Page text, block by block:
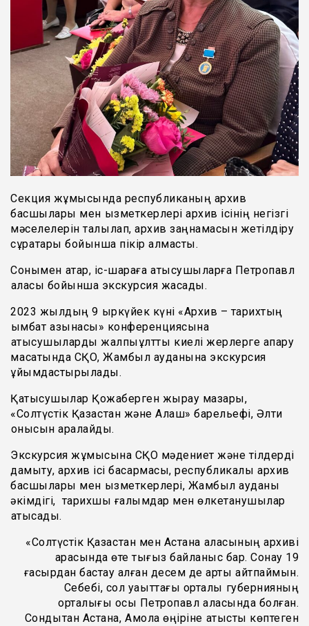
Секция жұмысында республиканың архив
басшылары мен қызметкерлері архив ісінің негізгі
мәселелерін талқылап, архив заңнамасын жетілдіру
сұрақтары бойынша пікір алмасты.
Сонымен қатар, іс-шараға қатысушыларға Петропавл
қаласы бойынша экскурсия жасады.
2023 жылдың 9 қыркүйек күні «Архив – тарихтың
қымбат қазынасы» конференциясына
қатысушыларды жалпыұлттық киелі жерлерге апару
мақсатында СҚО, Жамбыл ауданына экскурсия
ұйымдастырылады.
Қатысушылар Қожаберген жырау мазары,
«Солтүстік Қазақстан және Алаш» барельефі, Әлти
қонысын аралайды.
Экскурсия жұмысына СҚО мәдениет және тілдерді
дамыту, архив ісі басқармасы, республикалық архив
басшылары мен қызметкерлері, Жамбыл ауданы
әкімдігі, тарихшы ғалымдар мен өлкетанушылар
қатысады.
«Солтүстік Қазақстан мен Астана қаласының архиві
арасында өте тығыз байланыс бар. Сонау 19
ғасырдан бастау алған десем де артық айтпаймын.
Себебі, сол уақыттағы орталық губернияның
орталығы осы Петропавл қаласында болған.
Сондықтан Астана, Ақмола өңіріне қатысты көптеген